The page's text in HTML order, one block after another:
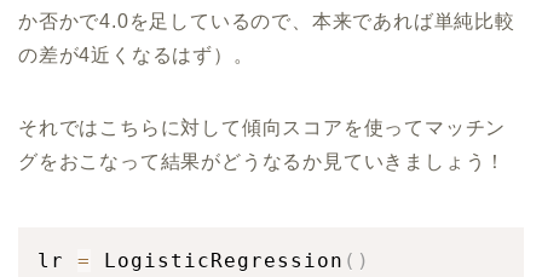
か否かで4.0を足しているので、本来であれば単純比較
の差が4近くなるはず）。
それではこちらに対して傾向スコアを使ってマッチン
グをおこなって結果がどうなるか見ていきましょう！
lr = LogisticRegression ( )